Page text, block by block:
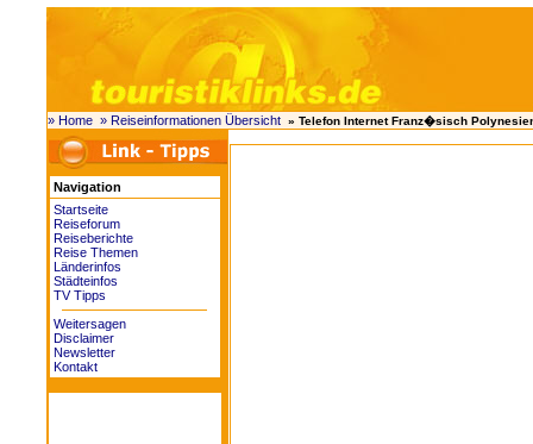
» Home » Reiseinformationen Übersicht » Telefon Internet Franz�sisch
Navigation
Startseite
Reiseforum
Reiseberichte
Reise Themen
Länderinfos
Städteinfos
TV Tipps
Weitersagen
Disclaimer
Newsletter
Kontakt